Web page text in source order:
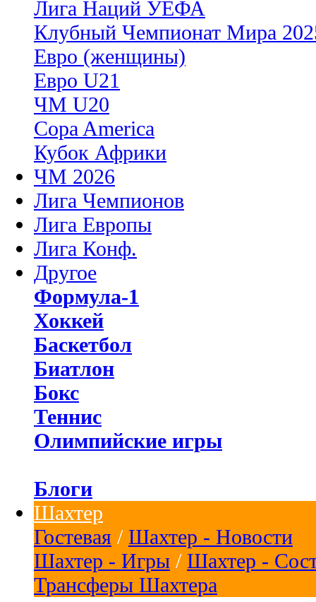
Лига Наций УЕФА
Клубный Чемпионат Мира
Евро (женщины)
Евро U21
ЧМ U20
Copa America
Кубок Африки
ЧМ 2026
Лига Чемпионов
Лига Европы
Лига Конф.
Другое
Формула-1
Хоккей
Баскетбол
Биатлон
Бокс
Теннис
Олимпийские игры
Блоги
Шахтер
Гостевая / Шахтер - Новости
Шахтер - Игры / Шахтер -
Трансферы Шахтера